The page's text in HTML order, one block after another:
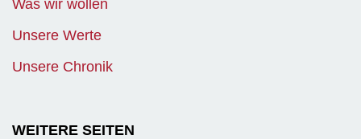
Was wir wollen
Unsere Werte
Unsere Chronik
WEITERE SEITEN